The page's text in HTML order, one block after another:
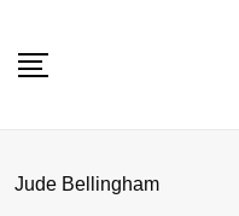
Jude Bellingham